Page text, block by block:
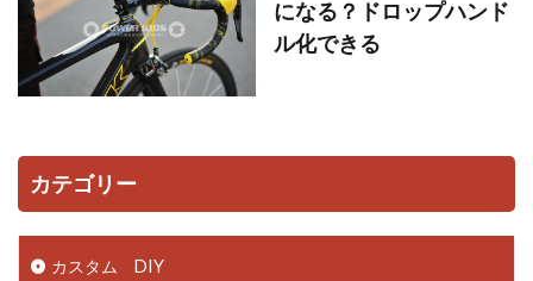
になる？ドロップハンド
ル化できる
カテゴリー
カスタム DIY